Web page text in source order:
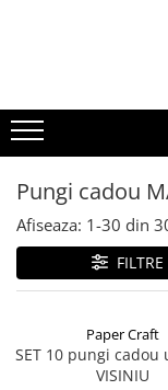
Home
Produse
Plicuri personalizate
Cutii personalizate
Pungi cadou LUX
Pungi cadou MARI
Pungi cadou PATRATE
Personalizabile
Vinuri & Bauturi
Gastronomie
Cosmetice &
E-commerce &
Corporate &
Papetarie & Office
Florarii & Gift Shop
Pungi cadou
Afiseaza: 1-30 din
FILTRE
Paper Craft
SET 10 pungi cadou
VISINIU